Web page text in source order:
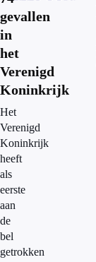
gevallen
in
het
Verenigd
Koninkrijk
Het
Verenigd
Koninkrijk
heeft
als
eerste
aan
de
bel
getrokken